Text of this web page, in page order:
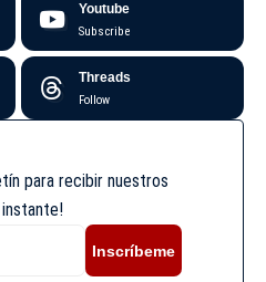
Youtube
Subscribe
Threads
Follow
para recibir nuestros
Inscríbeme